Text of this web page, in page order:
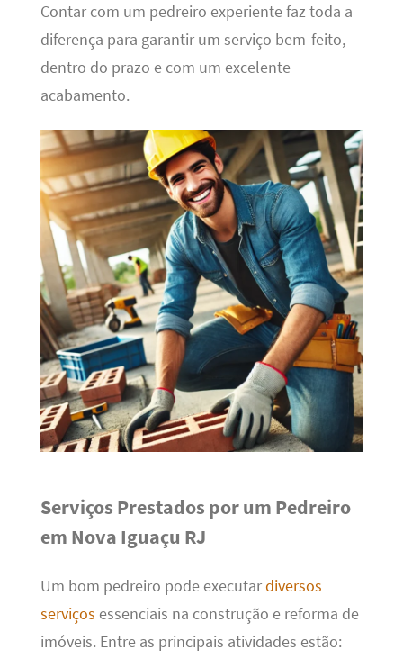
Contar com um pedreiro experiente faz toda a
diferença para garantir um serviço bem-feito,
dentro do prazo e com um excelente
acabamento.
Serviços Prestados por um Pedreiro
em Nova Iguaçu RJ
Um bom pedreiro pode executardiversos
serviços essenciais na construção e reforma de
imóveis. Entre as principais atividades estão: